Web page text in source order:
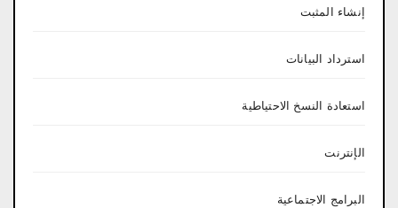
إنشاء المثبت
استرداد البيانات
استعادة النسخ الاحتياطية
الإنترنت
البرامج الاجتماعية